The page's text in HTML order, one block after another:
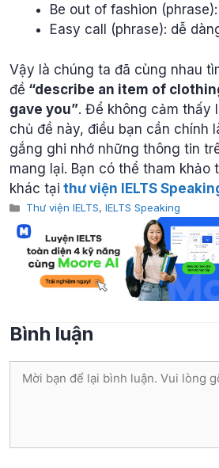
Be out of fashion
Easy call (phrase): dễ
Vậy là chúng ta đã cùng nhau
đề “describe an item of
gave you”. Để không cảm thấy
chủ đề này, điều bạn cần chính
gắng ghi nhớ những thông tin
mang lại. Bạn có thể tham khảo
khác tại thư viện IELTS
Categories
Thư viện IELTS, IELTS Speaking
Bình luận
Bình